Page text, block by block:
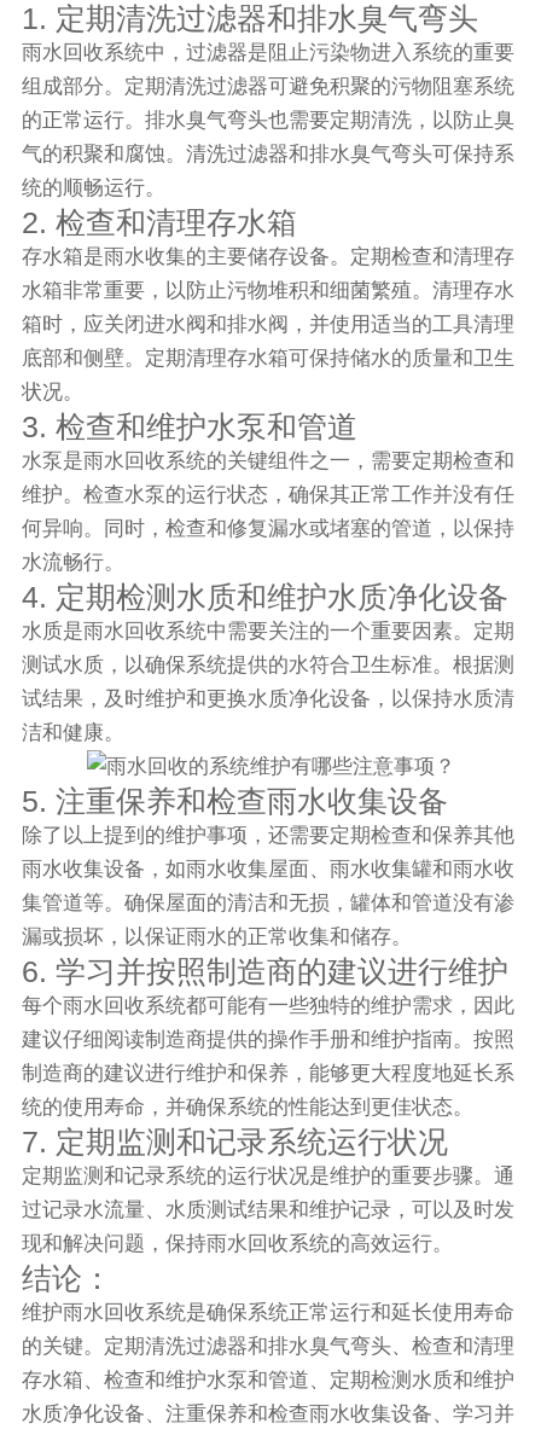
1. 定期清洗过滤器和排水臭气弯头
雨水回收系统中，过滤器是阻止污染物进入系统的重要
组成部分。定期清洗过滤器可避免积聚的污物阻塞系统
的正常运行。排水臭气弯头也需要定期清洗，以防止臭
气的积聚和腐蚀。清洗过滤器和排水臭气弯头可保持系
统的顺畅运行。
2. 检查和清理存水箱
存水箱是雨水收集的主要储存设备。定期检查和清理存
水箱非常重要，以防止污物堆积和细菌繁殖。清理存水
箱时，应关闭进水阀和排水阀，并使用适当的工具清理
底部和侧壁。定期清理存水箱可保持储水的质量和卫生
状况。
3. 检查和维护水泵和管道
水泵是雨水回收系统的关键组件之一，需要定期检查和
维护。检查水泵的运行状态，确保其正常工作并没有任
何异响。同时，检查和修复漏水或堵塞的管道，以保持
水流畅行。
4. 定期检测水质和维护水质净化设备
水质是雨水回收系统中需要关注的一个重要因素。定期
测试水质，以确保系统提供的水符合卫生标准。根据测
试结果，及时维护和更换水质净化设备，以保持水质清
洁和健康。
5. 注重保养和检查雨水收集设备
除了以上提到的维护事项，还需要定期检查和保养其他
雨水收集设备，如雨水收集屋面、雨水收集罐和雨水收
集管道等。确保屋面的清洁和无损，罐体和管道没有渗
漏或损坏，以保证雨水的正常收集和储存。
6. 学习并按照制造商的建议进行维护
每个雨水回收系统都可能有一些独特的维护需求，因此
建议仔细阅读制造商提供的操作手册和维护指南。按照
制造商的建议进行维护和保养，能够更大程度地延长系
统的使用寿命，并确保系统的性能达到更佳状态。
7. 定期监测和记录系统运行状况
定期监测和记录系统的运行状况是维护的重要步骤。通
过记录水流量、水质测试结果和维护记录，可以及时发
现和解决问题，保持雨水回收系统的高效运行。
结论：
维护雨水回收系统是确保系统正常运行和延长使用寿命
的关键。定期清洗过滤器和排水臭气弯头、检查和清理
存水箱、检查和维护水泵和管道、定期检测水质和维护
水质净化设备、注重保养和检查雨水收集设备、学习并